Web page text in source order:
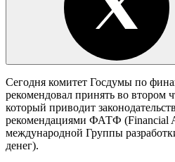
Сегодня комитет Госдумы по
рекомендовал принять во втором
который приводит
рекомендациями ФАТФ (Financial
международной Группы
денег).